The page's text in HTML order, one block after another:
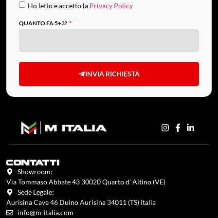
Ho letto e accetto la Privacy Policy
QUANTO FA 5+3?
INVIA RICHIESTA
contatti
Showroom:
Via Tommaso Abbate 43 30020 Quarto d' Altino (VE)
Sede Legale:
Aurisina Cave 46 Duino Aurisina 34011 (TS) Italia
info@m-italia.com